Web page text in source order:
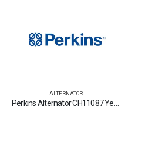
ALTERNATÖR
Perkins Alternatör CH11087 Yedek Parça Fiyat Tamir Bakım Satan Firmalar